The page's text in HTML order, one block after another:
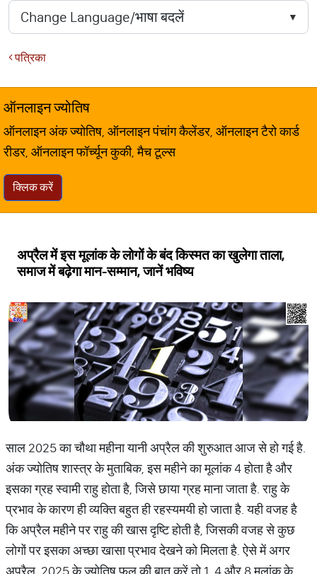
पत्रिका
ऑनलाइन ज्योतिष
ऑनलाइन अंक ज्योतिष, ऑनलाइन पंचांग कैलेंडर, ऑनलाइन टैरो कार्ड
रीडर, ऑनलाइन फॉर्च्यून कुकी, मैच टूल्स
क्लिक करें
अप्रैल में इस मूलांक के लोगों के बंद किस्मत का खुलेगा ताला,
समाज में बढ़ेगा मान-सम्मान, जानें भविष्य
साल 2025 का चौथा महीना यानी अप्रैल की शुरुआत आज से हो गई है.
अंक ज्योतिष शास्त्र के मुताबिक, इस महीने का मूलांक 4 होता है और
इसका ग्रह स्वामी राहु होता है, जिसे छाया ग्रह माना जाता है. राहु के
प्रभाव के कारण ही व्यक्ति बहुत ही रहस्यमयी हो जाता है. यही वजह है
कि अप्रैल महीने पर राहु की खास दृष्टि होती है, जिसकी वजह से कुछ
लोगों पर इसका अच्छा खासा प्रभाव देखने को मिलता है. ऐसे में अगर